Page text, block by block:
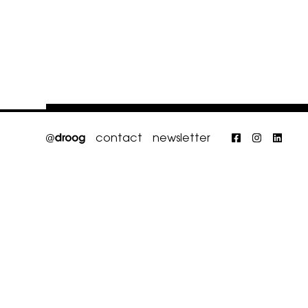
contact newsletter Facebook